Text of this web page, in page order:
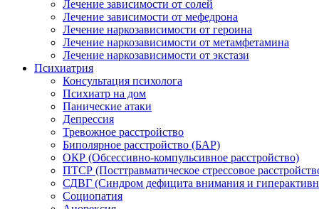
Лечение зависимости от солей
Лечение зависимости от мефедрона
Лечение наркозависимости от героина
Лечение наркозависимости от метамфетамина
Лечение наркозависимости от экстази
Психиатрия
Консультация психолога
Психиатр на дом
Панические атаки
Депрессия
Тревожное расстройство
Биполярное расстройство (БАР)
ОКР (Обсессивно-компульсивное расстройство)
ПТСР (Посттравматическое стрессовое
СДВГ (Синдром дефицита внимания и
Социопатия